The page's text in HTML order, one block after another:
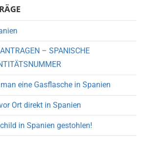
– SPANISCHE
eine Gasflasche in Spanien
Ort direkt in Spanien
in Spanien gestohlen!